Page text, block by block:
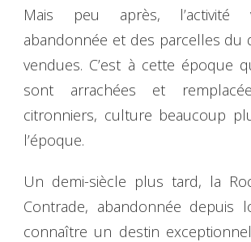
Mais peu après, l’activité
abandonnée et des parcelles du
vendues. C’est à cette époque
sont arrachées et
citronniers, culture beaucoup
l’époque.
Un demi-siècle plus tard, la
Contrade, abandonnée depuis
connaître un destin